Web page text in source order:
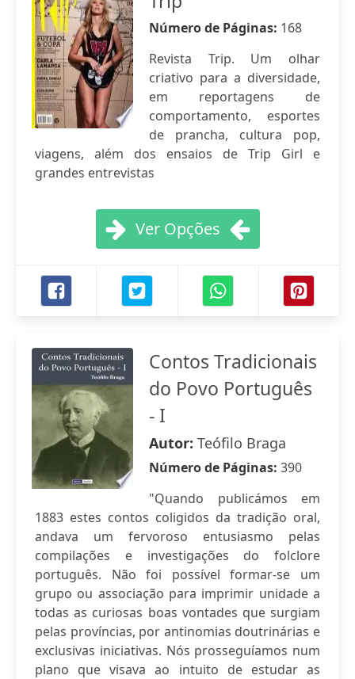
Número de Páginas: 168
Revista Trip. Um olhar
criativo para a diversidade,
em reportagens de
comportamento, esportes
de prancha, cultura pop,
viagens, além dos ensaios de Trip Girl e
grandes entrevistas
Ver Opções
Contos Tradicionais
do Povo Português
- I
Autor: Teófilo Braga
Número de Páginas: 390
"Quando publicámos em
1883 estes contos coligidos da tradição oral,
andava um fervoroso entusiasmo pelas
compilações e investigações do folclore
português. Não foi possível formar-se um
grupo ou associação para imprimir unidade a
todas as curiosas boas vontades que surgiam
pelas províncias, por antinomias doutrinárias e
exclusivas iniciativas. Nós prosseguíamos num
plano que visava ao intuito de estudar as